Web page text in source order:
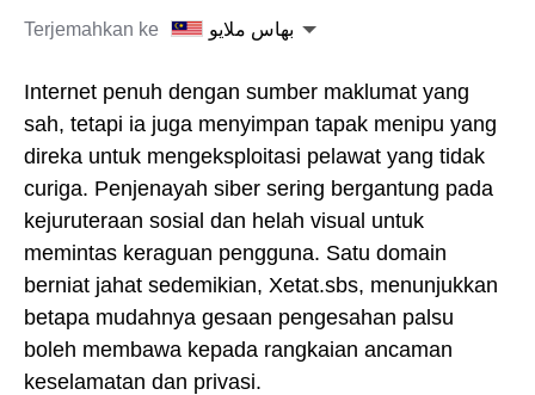
Terjemahkan ke
بهاس ملايو
Internet penuh dengan sumber maklumat yang
sah, tetapi ia juga menyimpan tapak menipu yang
direka untuk mengeksploitasi pelawat yang tidak
curiga. Penjenayah siber sering bergantung pada
kejuruteraan sosial dan helah visual untuk
memintas keraguan pengguna. Satu domain
berniat jahat sedemikian, Xetat.sbs, menunjukkan
betapa mudahnya gesaan pengesahan palsu
boleh membawa kepada rangkaian ancaman
keselamatan dan privasi.